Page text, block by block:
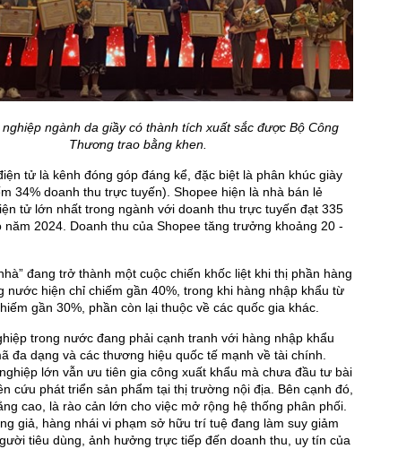
ngành da giầy có thành tích xuất sắc được Bộ Công
Thương trao bằng khen.
tử là kênh đóng góp đáng kể, đặc biệt là phân khúc giày
34% doanh thu trực tuyến). Shopee hiện là nhà bán lẻ
tử lớn nhất trong ngành với doanh thu trực tuyến đạt 335
năm 2024. Doanh thu của Shopee tăng trưởng khoảng 20 -
đang trở thành một cuộc chiến khốc liệt khi thị phần hàng
nước hiện chỉ chiếm gần 40%, trong khi hàng nhập khẩu từ
gần 30%, phần còn lại thuộc về các quốc gia khác.
trong nước đang phải cạnh tranh với hàng nhập khẩu
đa dạng và các thương hiệu quốc tế mạnh về tài chính.
lớn vẫn ưu tiên gia công xuất khẩu mà chưa đầu tư bài
cứu phát triển sản phẩm tại thị trường nội địa. Bên cạnh đó,
cao, là rào cản lớn cho việc mở rộng hệ thống phân phối.
giả, hàng nhái vi phạm sở hữu trí tuệ đang làm suy giảm
tiêu dùng, ảnh hưởng trực tiếp đến doanh thu, uy tín của